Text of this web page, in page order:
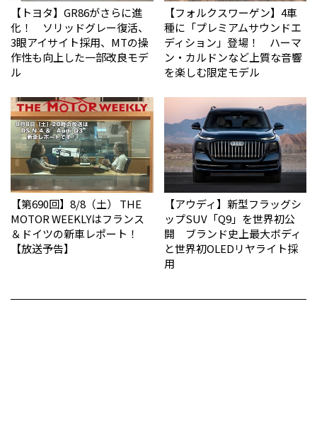
【トヨタ】GR86がさらに進
化！ ソリッドグレー復活、
3眼アイサイト採用、MTの操
作性も向上した一部改良モデ
ル
【フォルクスワーゲン】4車
種に「プレミアムサウンドエ
ディション」登場！ ハーマ
ン・カルドンなど上質な音響
を楽しむ限定モデル
【第690回】8/8（土） THE
MOTOR WEEKLYはフランス
＆ドイツの新車レポート！
【放送予告】
【アウディ】新型フラッグシ
ップSUV「Q9」を世界初公
開 ブランド史上最大ボディ
と世界初OLEDリヤライト採
用